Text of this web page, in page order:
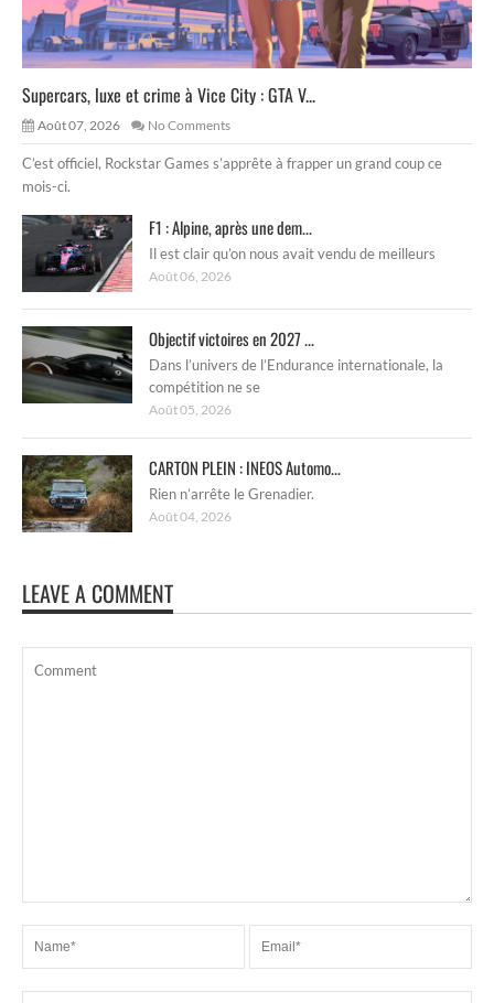
Supercars, luxe et crime à Vice City : GTA V...
Août 07, 2026 No Comments
C’est officiel, Rockstar Games s’apprête à frapper un grand coup ce
mois-ci.
F1 : Alpine, après une dem...
Il est clair qu’on nous avait vendu de meilleurs
Août 06, 2026
Objectif victoires en 2027 ...
Dans l’univers de l’Endurance internationale, la
compétition ne se
Août 05, 2026
CARTON PLEIN : INEOS Automo...
Rien n’arrête le Grenadier.
Août 04, 2026
LEAVE A COMMENT